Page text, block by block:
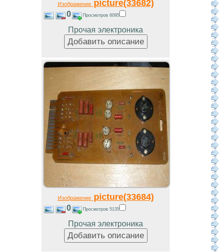
Изображениеpicture(33682)
0 Просмотров 6095
Прочая электроника
Изображениеpicture(33684)
0 Просмотров 5135
Прочая электроника